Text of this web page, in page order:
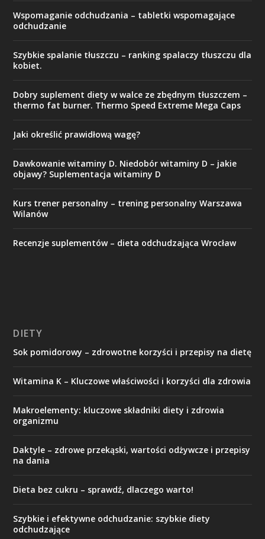
Wspomaganie odchudzania – tabletki wspomagające
odchudzanie
Szybkie spalanie tłuszczu – ranking spalaczy tłuszczu dla
kobiet.
Dobry suplement diety w walce ze zbędnym tłuszczem –
thermo fat burner. Thermo Speed Extreme Mega Caps
Jaki określić prawidłową wagę?
Dawkowanie witaminy D. Niedobór witaminy D – jakie
objawy? Suplementacja witaminy D
Kurs trener personalny – trening personalny Warszawa
Wilanów
Recenzje suplementów – dieta odchudzająca Wrocław
DIETY
Sok pomidorowy – zdrowotne korzyści i przepisy na dietę
Witamina K – Kluczowe właściwości i korzyści dla zdrowia
Makroelementy: kluczowe składniki diety i zdrowia
organizmu
Daktyle – zdrowe przekąski, wartości odżywcze i przepisy
na dania
Dieta bez cukru – sprawdź, dlaczego warto!
Szybkie i efektywne odchudzanie: szybkie diety
odchudzające